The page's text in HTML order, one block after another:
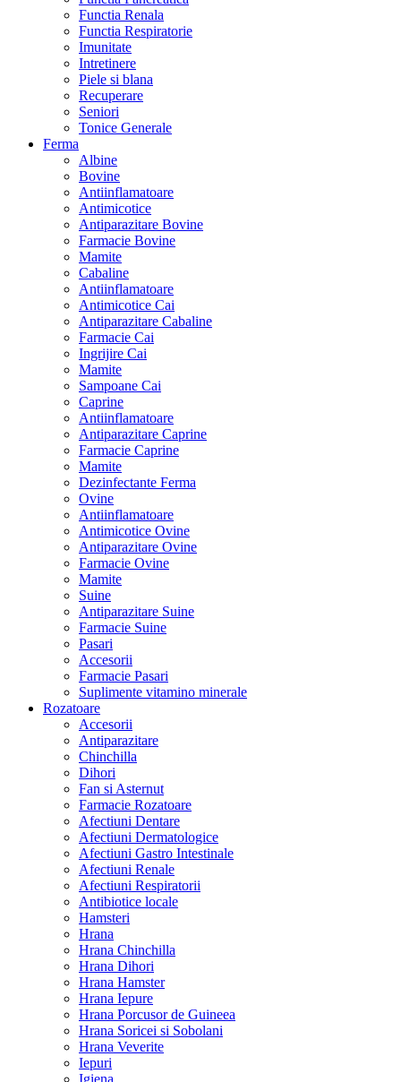
Functia Renala
Functia Respiratorie
Imunitate
Intretinere
Piele si blana
Recuperare
Seniori
Tonice Generale
Ferma
Albine
Bovine
Antiinflamatoare
Antimicotice
Antiparazitare Bovine
Farmacie Bovine
Mamite
Cabaline
Antiinflamatoare
Antimicotice Cai
Antiparazitare Cabaline
Farmacie Cai
Ingrijire Cai
Mamite
Sampoane Cai
Caprine
Antiinflamatoare
Antiparazitare Caprine
Farmacie Caprine
Mamite
Dezinfectante Ferma
Ovine
Antiinflamatoare
Antimicotice Ovine
Antiparazitare Ovine
Farmacie Ovine
Mamite
Suine
Antiparazitare Suine
Farmacie Suine
Pasari
Accesorii
Farmacie Pasari
Suplimente vitamino minerale
Rozatoare
Accesorii
Antiparazitare
Chinchilla
Dihori
Fan si Asternut
Farmacie Rozatoare
Afectiuni Dentare
Afectiuni Dermatologice
Afectiuni Gastro Intestinale
Afectiuni Renale
Afectiuni Respiratorii
Antibiotice locale
Hamsteri
Hrana
Hrana Chinchilla
Hrana Dihori
Hrana Hamster
Hrana Iepure
Hrana Porcusor de Guineea
Hrana Soricei si Sobolani
Hrana Veverite
Iepuri
Igiena